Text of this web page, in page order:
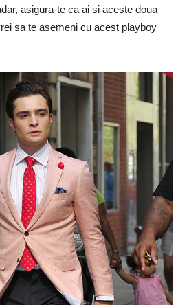
asigura-te ca ai si aceste doua
sa te asemeni cu acest playboy